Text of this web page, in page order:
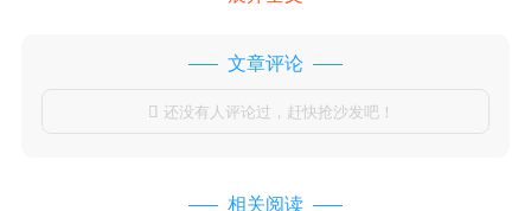
文章评论
 还没有人评论过，赶快抢沙发吧！
相关阅读